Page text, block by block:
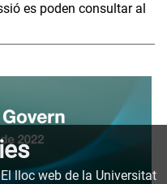
es poden consultar al
lloc web de la Universitat